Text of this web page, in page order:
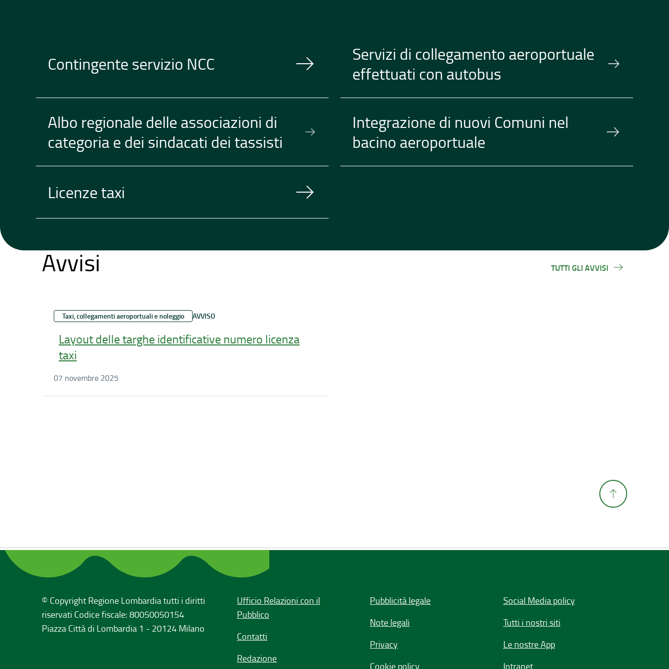
Contingente servizio NCC
Servizi di collegamento aeroportuale
effettuati con autobus
Albo regionale delle associazioni di
categoria e dei sindacati dei tassisti
Integrazione di nuovi Comuni nel
bacino aeroportuale
Licenze taxi
Avvisi TUTTI GLI AVVISI
Taxi, collegamenti aeroportuali e noleggio AVVISO
Layout delle targhe identificative numero licenza
taxi
07 novembre 2025
© Copyright Regione Lombardia tutti i diritti
riservati Codice fiscale: 80050050154
Piazza Città di Lombardia 1 - 20124 Milano
Ufficio Relazioni con il
Pubblico
Contatti
Redazione
Pubblicità legale
Note legali
Privacy
Cookie policy
Social Media policy
Tutti i nostri siti
Le nostre App
Intranet